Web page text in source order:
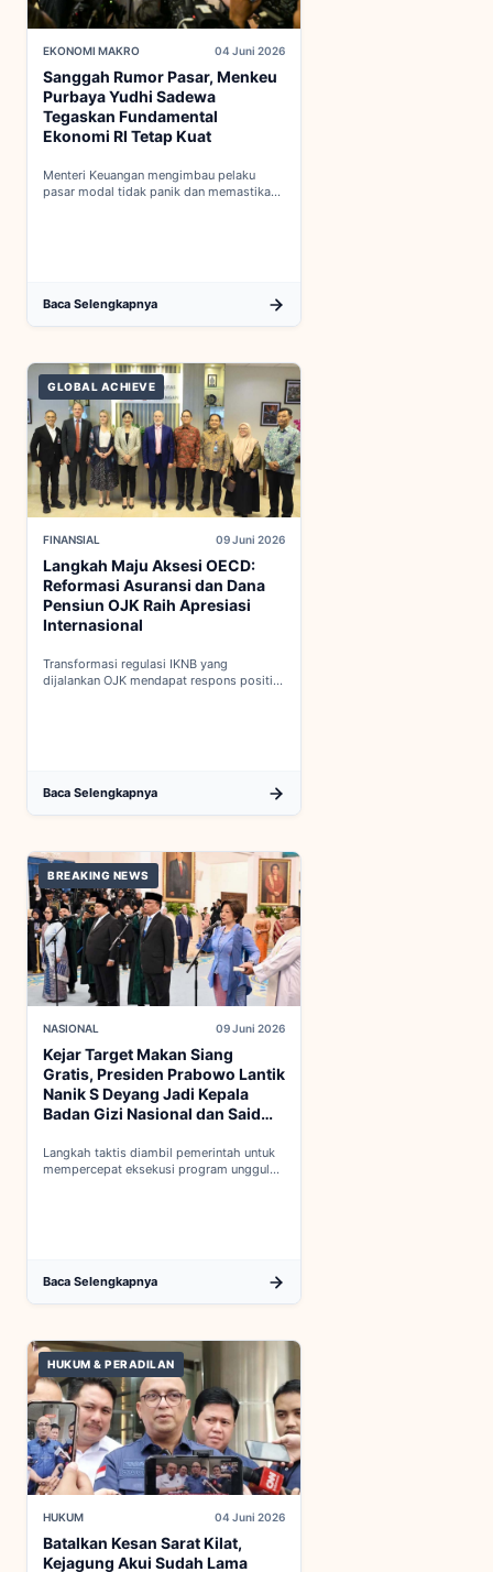
EKONOMI MAKRO 04 Juni 2026
Sanggah Rumor Pasar, Menkeu
Purbaya Yudhi Sadewa
Tegaskan Fundamental
Ekonomi RI Tetap Kuat
Menteri Keuangan mengimbau pelaku
pasar modal tidak panik dan memastikan
Baca Selengkapnya
GLOBAL ACHIEVE
FINANSIAL 09 Juni 2026
Langkah Maju Aksesi OECD:
Reformasi Asuransi dan Dana
Pensiun OJK Raih Apresiasi
Internasional
Transformasi regulasi IKNB yang
dijalankan OJK mendapat respons positif
Baca Selengkapnya
BREAKING NEWS
NASIONAL 09 Juni 2026
Kejar Target Makan Siang
Gratis, Presiden Prabowo Lantik
Nanik S Deyang Jadi Kepala
Badan Gizi Nasional dan Said
Langkah taktis diambil pemerintah untuk
mempercepat eksekusi program unggulan
Baca Selengkapnya
HUKUM & PERADILAN
HUKUM 04 Juni 2026
Batalkan Kesan Sarat Kilat,
Kejagung Akui Sudah Lama